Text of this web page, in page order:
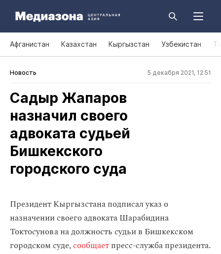
Афганистан Казахстан Кыргызстан Узбекистан
Новость 5 декабря 2021, 12:51
Садыр Жапаров
назначил своего
адвоката судьей
Бишкекского
городского суда
Президент Кыргызстана подписал указ о
назначении своего адвоката Шарабидина
Токтосунова на должность судьи в Бишкекском
городском суде,сообщаетпресс-служба президента.